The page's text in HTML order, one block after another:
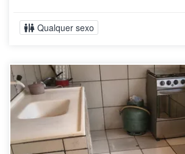
Qualquer sexo